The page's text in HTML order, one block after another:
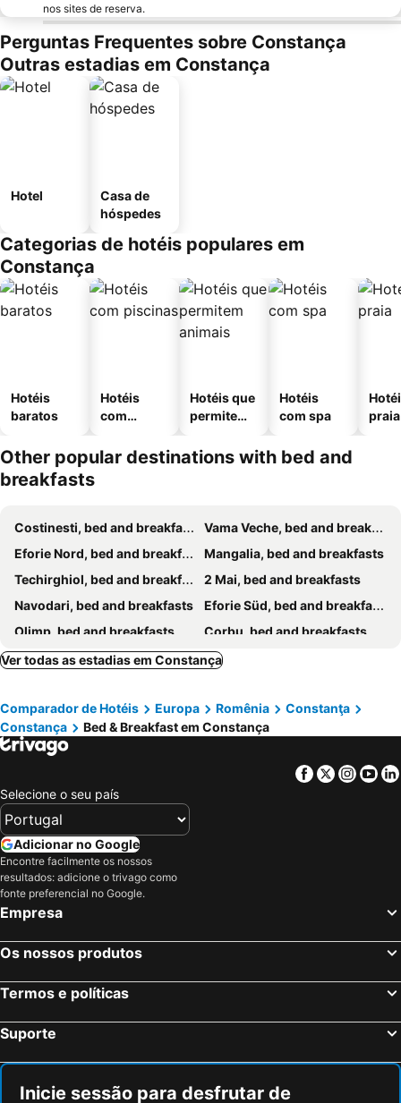
nos sites de reserva.
Perguntas Frequentes sobre Constança
Outras estadias em Constança
Hotel
Casa de
hóspedes
Categorias de hotéis populares em
Constança
Hotéis
baratos
Hotéis
com
Hotéis que
permitem
Hotéis
com spa
praia
Other popular destinations with bed and
breakfasts
Costinesti, bed and breakfasts
Vama Veche, bed and breakfasts
Eforie Nord, bed and breakfasts
Mangalia, bed and breakfasts
Techirghiol, bed and breakfasts
2 Mai, bed and breakfasts
Navodari, bed and breakfasts
Eforie Süd, bed and breakfasts
Olimp, bed and breakfasts
Corbu, bed and breakfasts
Venus, bed and breakfasts
Mamaia, bed and breakfasts
Cogealac, bed and breakfasts Jupiter, bed and breakfasts
Limanu, bed and breakfasts
Ver todas as estadias em Constança
Comparador de Hotéis Europa Romênia
Constanţa
Constança
Bed & Breakfast em Constança
Facebook
Twitter
Selecione o seu país
Adicionar no Google
Encontre facilmente os nossos
resultados: adicione o trivago como
fonte preferencial no Google.
Empresa
Os nossos produtos
Termos e políticas
Suporte
Inicie sessão para desfrutar de